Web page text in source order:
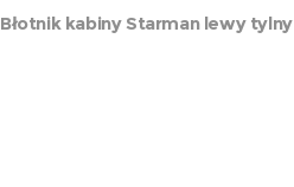
Błotnik kabiny Starman lewy tylny